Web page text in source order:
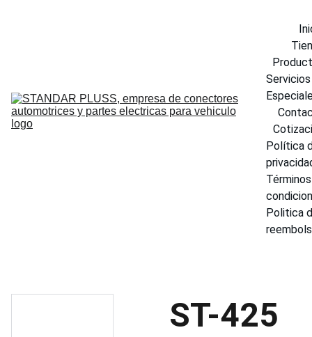
Servicios
Política
Politica
ST-425